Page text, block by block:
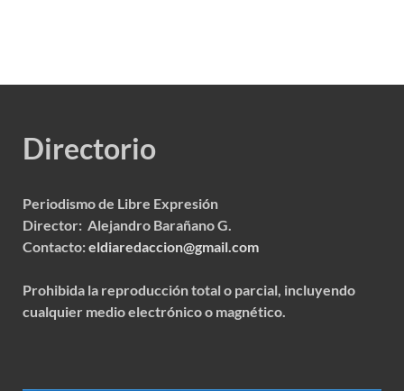
Directorio
Periodismo de Libre Expresión
Director: Alejandro Barañano G.
Contacto:eldiaredaccion@gmail.com
Prohibida la reproducción total o parcial, incluyendo
cualquier medio electrónico o magnético.